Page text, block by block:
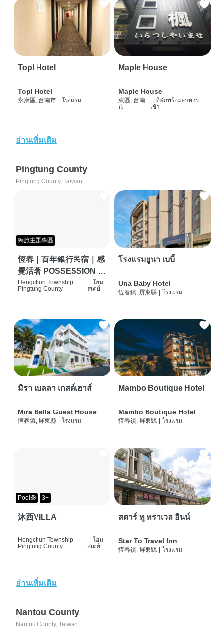
Topl Hotel
Topl Hotel
永康區, 台南市 | โรงแรม
Maple House
Maple House
東區, 台南
市
| ที่พักพร้อมอาหาร
เช้า
อ่านเพิ่มเติม
Pingtung County
Pingtung County, Taiwan
獨旅主題專區
恆春｜百年銀行民宿｜感
覺活著 POSSESSION |
背包客棧 | 恆春必住特色
Hengchun Township,
Pingtung County
โฮม
สเตย์
โรงแรมยูนา เบบี้
Una Baby Hotel
恆春鎮, 屏東縣 โรงแรม
มิรา เบลลา เกสต์เฮาส์
Mira Bella Guest House
恆春鎮, 屏東縣 โรงแรม
Mambo Boutique Hotel
Mambo Boutique Hotel
恆春鎮, 屏東縣 โรงแรม
Pool🛟 3+
沐西VILLA
Hengchun Township,
Pingtung County
โฮม
สเตย์
สตาร์ ทู ทราเวล อินน์
Star To Travel Inn
恆春鎮, 屏東縣 โรงแรม
อ่านเพิ่มเติม
Nantou County
Nantou County, Taiwan